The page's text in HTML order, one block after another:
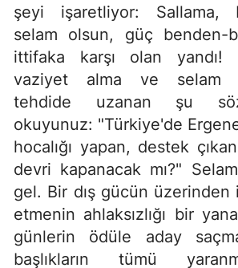
şeyi işaretliyor: Sallama,
selam olsun, güç benden-
ittifaka karşı olan yandı!
vaziyet alma ve selam
tehdide uzanan şu
okuyunuz: "Türkiye'de
hocalığı yapan, destek
devri kapanacak mı?"
gel. Bir dış gücün
etmenin ahlaksızlığı bir
günlerin ödüle aday
başlıkların tümü